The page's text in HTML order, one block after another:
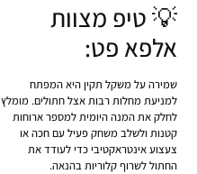
💡 טיפ מצוות
אלפא פט:
שמירה על משקל תקין היא המפתח
למניעת מחלות רבות אצל חתולים. מומלץ
לחלק את המנה היומית למספר ארוחות
קטנות ולשלב משחק פעיל עם חכה או
צעצוע אינטראקטיבי כדי לעודד את
החתול לשרוף קלוריות בהנאה.